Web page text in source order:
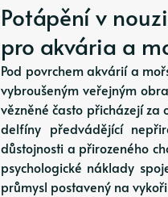
Potápění v
pro akvária a
Pod povrchem akvárií a
vybroušeným veřejným
vězněné často přicházejí za
delfíny předvádějící
důstojnosti a přirozeného
psychologické náklady
průmysl postavený na